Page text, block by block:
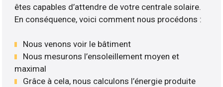
êtes capables d’attendre de votre centrale solaire.
En conséquence, voici comment nous procédons :
Nous venons voir le bâtiment
Nous mesurons l’ensoleillement moyen et
maximal
Grâce à cela, nous calculons l’énergie produite